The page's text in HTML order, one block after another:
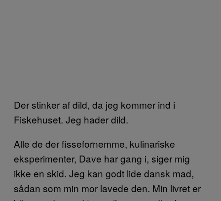
Der stinker af dild, da jeg kommer ind i
Fiskehuset. Jeg hader dild.
Alle de der fissefornemme, kulinariske
eksperimenter, Dave har gang i, siger mig
ikke en skid. Jeg kan godt lide dansk mad,
sådan som min mor lavede den. Min livret er